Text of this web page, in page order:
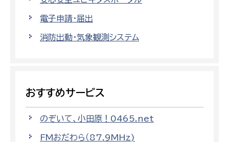
電子申請・届出
消防出動・気象観測システム
おすすめサービス
のぞいて、小田原！0465.net
FMおだわら（87.9MHz)